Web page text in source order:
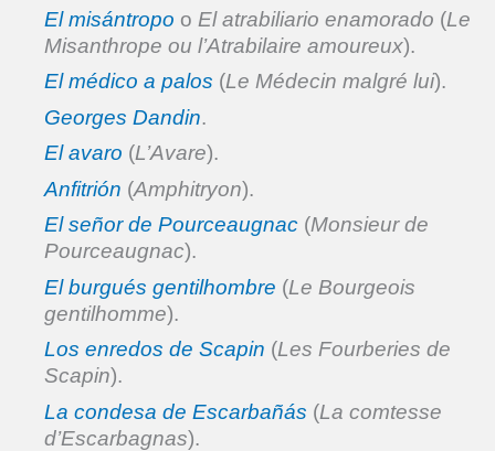
El misántropo o El atrabiliario enamorado (Le
Misanthrope ou l’Atrabilaire amoureux).
El médico a palos (Le Médecin malgré lui).
Georges Dandin.
El avaro (L’Avare).
Anfitrión (Amphitryon).
El señor de Pourceaugnac (Monsieur de
Pourceaugnac).
El burgués gentilhombre (Le Bourgeois
gentilhomme).
Los enredos de Scapin (Les Fourberies de
Scapin).
La condesa de Escarbañás (La comtesse
d’Escarbagnas).